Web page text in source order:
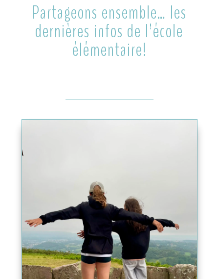
Partageons ensemble… les
dernières infos de l’école
élémentaire!